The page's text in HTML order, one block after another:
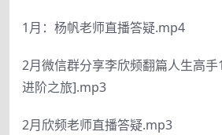
1月：杨帆老师直播答疑.mp4
2月微信群分享李欣频翻篇人生高
进阶之旅].mp3
2月欣频老师直播答疑.mp3